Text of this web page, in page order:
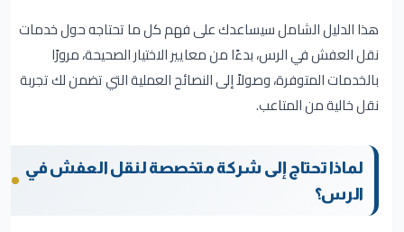
هذا الدليل الشامل سيساعدك على فهم كل ما تحتاجه حول خدمات
نقل العفش في الرس، بدءًا من معايير الاختيار الصحيحة، مرورًا
بالخدمات المتوفرة، وصولاً إلى النصائح العملية التي تضمن لك تجربة
نقل خالية من المتاعب.
لماذا تحتاج إلى شركة متخصصة لنقل العفش في
الرس؟